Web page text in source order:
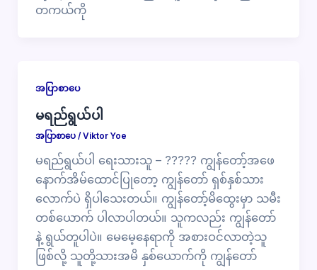
တကယ်ကို
အပြာစာပေ
မရည်ရွယ်ပါ
အပြာစာပေ/ Viktor Yoe
မရည်ရွယ်ပါ ရေးသားသူ – ????? ကျွန်တော့်အဖေ
နောက်အိမ်ထောင်ပြုတော့ ကျွန်တော် ရှစ်နှစ်သား
လောက်ပဲ ရှိပါသေးတယ်။ ကျွန်တော့်မိထွေးမှာ သမီး
တစ်ယောက် ပါလာပါတယ်။ သူကလည်း ကျွန်တော်
နဲ့ ရွယ်တူပါပဲ။ မေမေ့နေရာကို အစားဝင်လာတဲ့သူ
ဖြစ်လို့ သူတို့သားအမိ နှစ်ယောက်ကို ကျွန်တော်